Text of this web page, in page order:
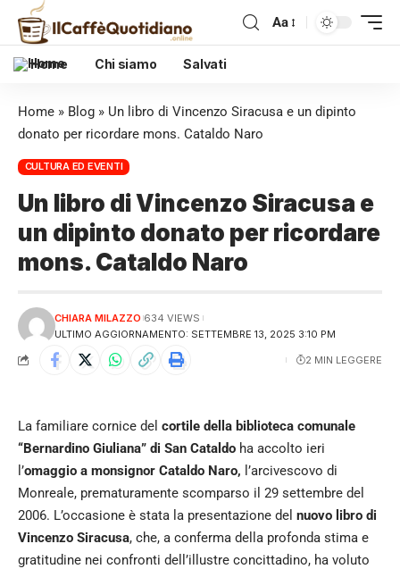
Aa
Home Chi siamo Salvati
Home » Blog » Un libro di Vincenzo Siracusa e un dipinto
donato per ricordare mons. Cataldo Naro
CULTURA ED EVENTI
Un libro di Vincenzo Siracusa e
un dipinto donato per ricordare
mons. Cataldo Naro
ULTIMO AGGIORNAMENTO: SETTEMBRE 13, 2025 3:10 PM
CHIARA MILAZZO 634 VIEWS
2 MIN LEGGERE
La familiare cornice del cortile della biblioteca comunale
“Bernardino Giuliana” di San Cataldo ha accolto ieri
l’omaggio a monsignor Cataldo Naro, l’arcivescovo di
Monreale, prematuramente scomparso il 29 settembre del
2006. L’occasione è stata la presentazione del nuovo libro di
Vincenzo Siracusa, che, a conferma della profonda stima e
gratitudine nei confronti dell’illustre concittadino, ha voluto